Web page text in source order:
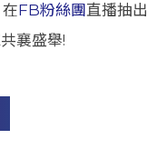
在FB粉絲團直播抽出
襄盛舉!